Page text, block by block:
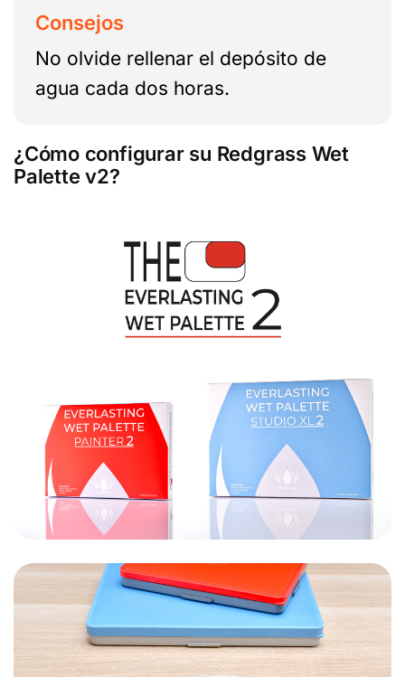
Consejos
No olvide rellenar el depósito de
agua cada dos horas.
¿Cómo configurar su Redgrass Wet
Palette v2?